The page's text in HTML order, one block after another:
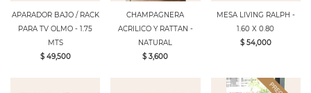
APARADOR BAJO / RACK
PARA TV OLMO - 1.75
MTS
$ 49,500
CHAMPAGNERA
ACRILICO Y RATTAN -
NATURAL
$ 3,600
MESA LIVING RALPH -
1.60 X 0.80
$ 54,000